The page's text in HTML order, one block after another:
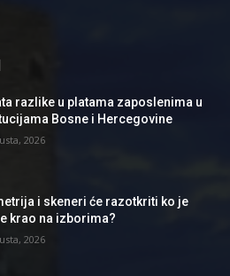
razlike u platama zaposlenima u
Bosne i Hercegovine
2026
i skeneri će razotkriti ko je
krao na izborima?
2026